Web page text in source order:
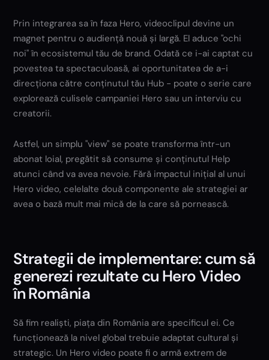
Prin integrarea sa în faza Hero, videoclipul devine un
magnet pentru o audiență nouă și largă. El aduce "ochi
noi" în ecosistemul tău de brand. Odată ce i-ai captat cu
povestea ta spectaculoasă, ai oportunitatea de a-i
direcționa către conținutul tău Hub - poate o serie care
explorează culisele campaniei Hero sau un interviu cu
creatorii.
Astfel, un simplu "view" se poate transforma într-un
abonat loial, pregătit să consume și conținutul Help
atunci când va avea nevoie. Fără impactul inițial al unui
Hero video, celelalte două componente ale strategiei ar
avea o bază mult mai mică de la care să pornească.
Strategii de implementare: cum să
generezi rezultate cu Hero Video
în România
Să fim realiști, piața din România are specificul ei. Ce
funcționează la nivel global trebuie adaptat cultural și
strategic. Un Hero video poate fi o armă extrem de